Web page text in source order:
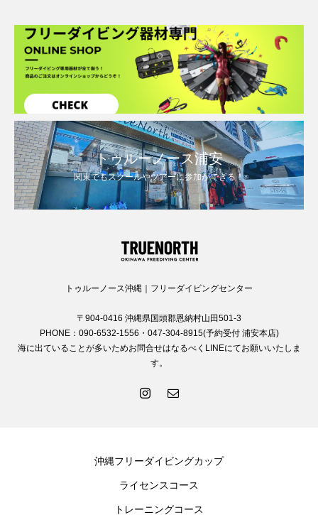
トゥルーノース浦安
関東でもスクールやツアーに参加ができる！
トゥルーノース沖縄｜フリーダイビングセンター
〒904-0416 沖縄県国頭郡恩納村山田501-3
PHONE：090-6532-1556・047-304-8915(予約受付 浦安本店)
海に出ていることが多いためお問合せはなるべくLINEにてお願いいたしま
す。
沖縄フリーダイビングカップ
ライセンスコース
トレーニングコース